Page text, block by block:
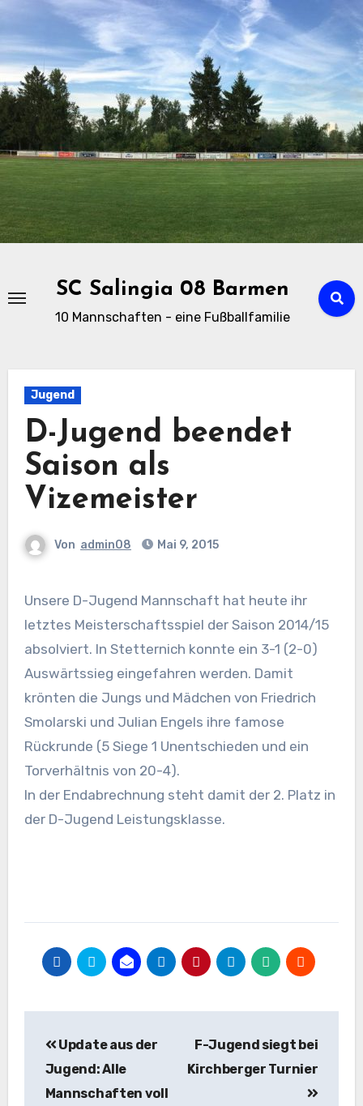
Zu
Inhalten
springen
SC Salingia 08 Barmen
10 Mannschaften - eine Fußballfamilie
Jugend
D-Jugend beendet
Saison als
Vizemeister
Von admin08 Mai 9, 2015
Unsere D-Jugend Mannschaft hat heute ihr
letztes Meisterschaftsspiel der Saison 2014/15
absolviert. In Stetternich konnte ein 3-1 (2-0)
Auswärtssieg eingefahren werden. Damit
krönten die Jungs und Mädchen von Friedrich
Smolarski und Julian Engels ihre famose
Rückrunde (5 Siege 1 Unentschieden und ein
Torverhältnis von 20-4).
In der Endabrechnung steht damit der 2. Platz in
der D-Jugend Leistungsklasse.
Update aus der
Jugend: Alle
Mannschaften voll
F-Jugend siegt bei
Kirchberger Turnier